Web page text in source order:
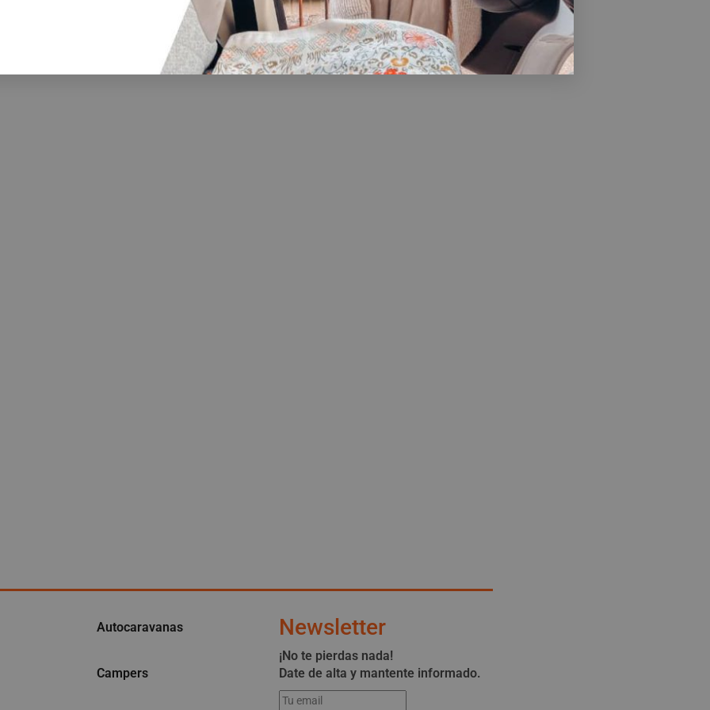
Autocaravanas
Campers
Newsletter
¡No te pierdas nada!
Date de alta y mantente informado.